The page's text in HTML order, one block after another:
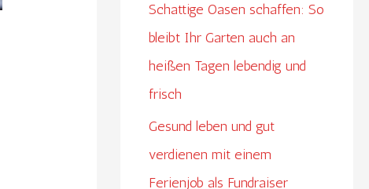
Schattige Oasen schaffen: So
bleibt Ihr Garten auch an
heißen Tagen lebendig und
frisch
Gesund leben und gut
verdienen mit einem
Ferienjob als Fundraiser